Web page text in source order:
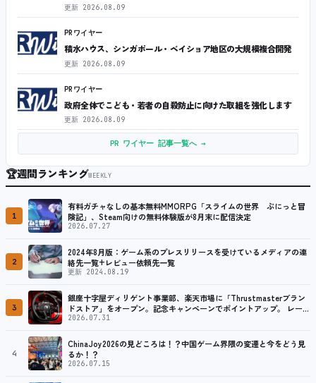
更新 2026.08.09
PRワイヤー
積水ハウス、シンガポール・ベイショア地区の大規模複合開発
更新 2026.08.09
PRワイヤー
政府全体でこども・若者の自殺防止に向けた取組を強化します
更新 2026.08.09
PR ワイヤー 記事一覧へ →
🏆週間ランキングWEEKLY
1
有料ガチャなしの基本無料MMORPG「スライムの世界 ぷにっと冒
険記」、Steam向けの無料体験版が8月末に配信決定
2026.07.27
2
2024年8月版：ゲーム系のプレスリリースを受けているメディアの連
絡先一覧+レビュー依頼先一覧
更新 2024.08.19
3
銀座十字屋ディリゲント事業部、楽天市場に「Thrustmasterブラン
ドストア」をオープン。記念キャンペーンでポイントアップ。 レーシ
ング／フライトシム向けコントローラーを中心に、幅広くラインナッ
2026.07.31
4
ChinaJoy2026の見どころは！？中国ゲーム界隈の変遷と今をどう見
るか！？
2026.07.15